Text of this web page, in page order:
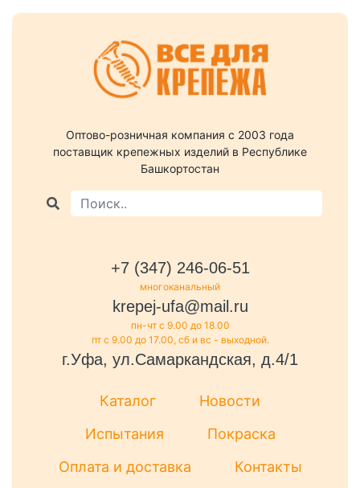
Оптово-розничная компания c 2003 года
поставщик крепежных изделий в Республике
Башкортостан
+7 (347) 246-06-51
многоканальный
krepej-ufa@mail.ru
пн-чт с 9.00 до 18.00
пт с 9.00 до 17.00, сб и вс - выходной.
г.Уфа, ул.Самаркандская, д.4/1
Каталог
Новости
Испытания
Покраска
Оплата и доставка
Контакты